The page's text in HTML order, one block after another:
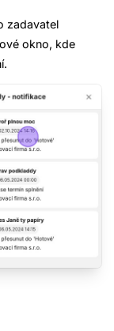
zadavatel
okno, kde
k
Bez